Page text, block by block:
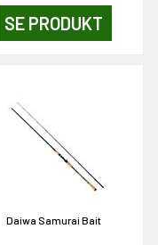
SE PRODUKT
Daiwa Samurai Bait